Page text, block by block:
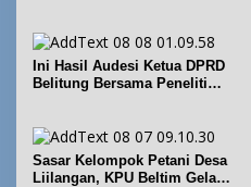
Ini Hasil Audesi Ketua DPRD
Belitung Bersama Peneliti
Sasar Kelompok Petani Desa
Liilangan, KPU Beltim Gelar